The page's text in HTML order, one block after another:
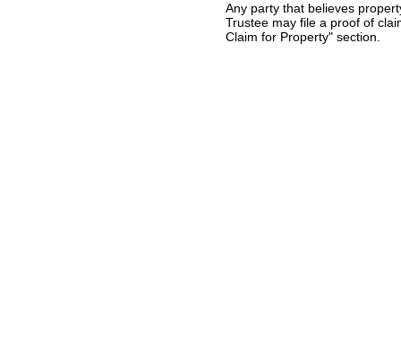
Any party that believes
Trustee may file a proof of
Claim for Property" section.